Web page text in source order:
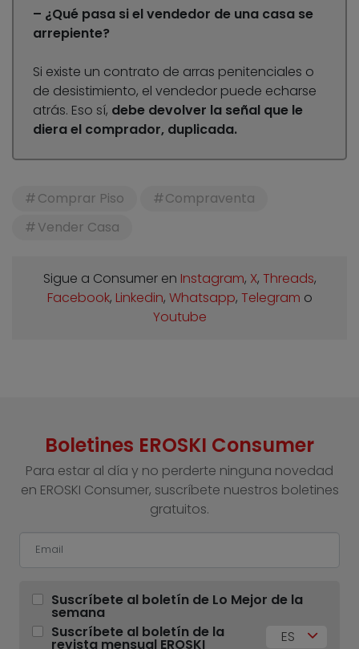
– ¿Qué pasa si el vendedor de una casa se
arrepiente?
Si existe un contrato de arras penitenciales o
de desistimiento, el vendedor puede echarse
atrás. Eso sí, debe devolver la señal que le
diera el comprador, duplicada.
Comprar Piso
Compraventa
Vender Casa
Sigue a Consumer en Instagram, X, Threads,
Facebook, Linkedin, Whatsapp, Telegram o
Youtube
Boletines EROSKI Consumer
Para estar al día y no perderte ninguna novedad
en EROSKI Consumer, suscríbete nuestros boletines
gratuitos.
Suscríbete al boletín de Lo Mejor de la
semana
Suscríbete al boletín de la
revista mensual EROSKI ES